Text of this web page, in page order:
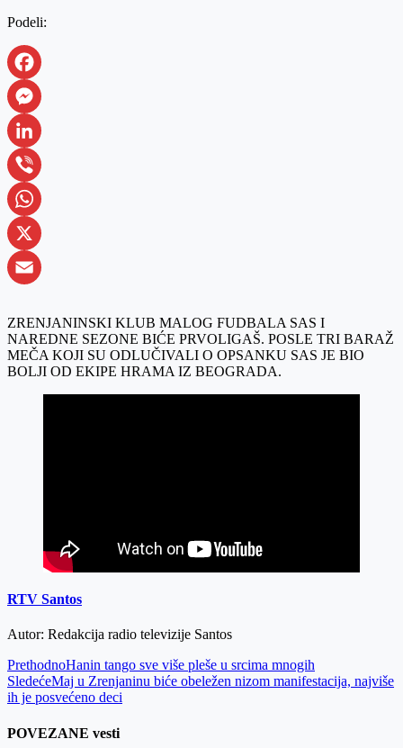
Podeli:
Facebook
Messenger
LinkedIn
Viber
WhatsApp
X
ZRENJANINSKI KLUB MALOG FUDBALA SAS I
NAREDNE SEZONE BIĆE PRVOLIGAŠ. POSLE TRI BARAŽ
MEČA KOJI SU ODLUČIVALI O OPSANKU SAS JE BIO
BOLJI OD EKIPE HRAMA IZ BEOGRADA.
RTV Santos
Autor: Redakcija radio televizije Santos
PrethodnoHanin tango sve više pleše u srcima mnogih
SledećeMaj u Zrenjaninu biće obeležen nizom manifestacija, najviše
ih je posvećeno deci
POVEZANE vesti